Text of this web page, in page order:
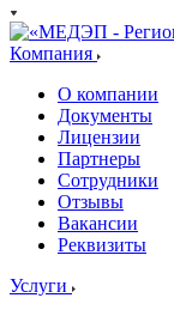
Компания
О компании
Документы
Лицензии
Партнеры
Сотрудники
Отзывы
Вакансии
Реквизиты
Услуги